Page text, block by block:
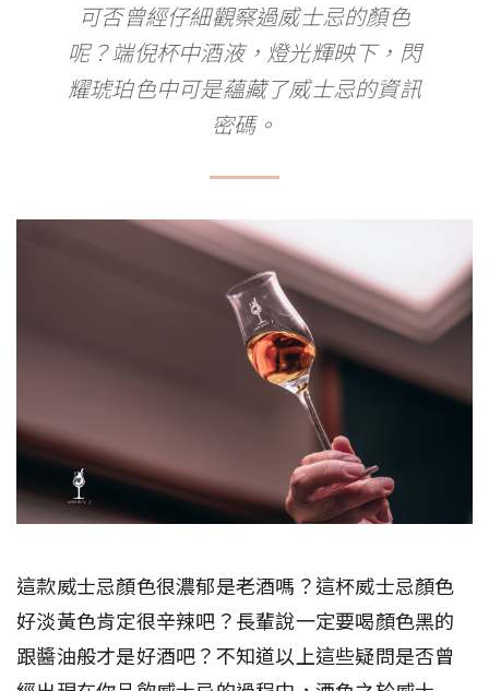
可否曾經仔細觀察過威士忌的顏色
呢？端倪杯中酒液，燈光輝映下，閃
耀琥珀色中可是蘊藏了威士忌的資訊
密碼。
這款威士忌顏色很濃郁是老酒嗎？這杯威士忌顏色
好淡黃色肯定很辛辣吧？長輩說一定要喝顏色黑的
跟醬油般才是好酒吧？不知道以上這些疑問是否曾